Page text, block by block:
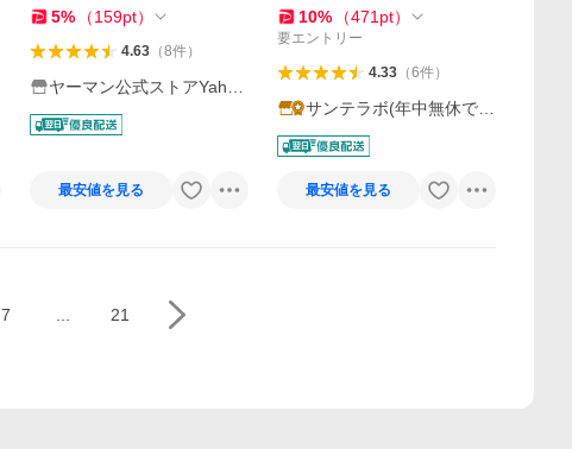
a-man
5% （159pt）
4.63（8件）
ヤーマン公式ストアYaho
o!ショッピング店
最安値を見る
ファンデーション ツヤ 石鹸
でオフ
10% （471 pt）
要エントリー
4.33（6件）
サンテラボ(年中無休で発
送)
最安値を見る
7 21